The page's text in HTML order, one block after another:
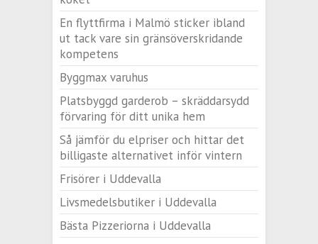
En flyttfirma i Malmö sticker ibland
ut tack vare sin gränsöverskridande
kompetens
Byggmax varuhus
Platsbyggd garderob – skräddarsydd
förvaring för ditt unika hem
Så jämför du elpriser och hittar det
billigaste alternativet inför vintern
Frisörer i Uddevalla
Livsmedelsbutiker i Uddevalla
Bästa Pizzeriorna i Uddevalla